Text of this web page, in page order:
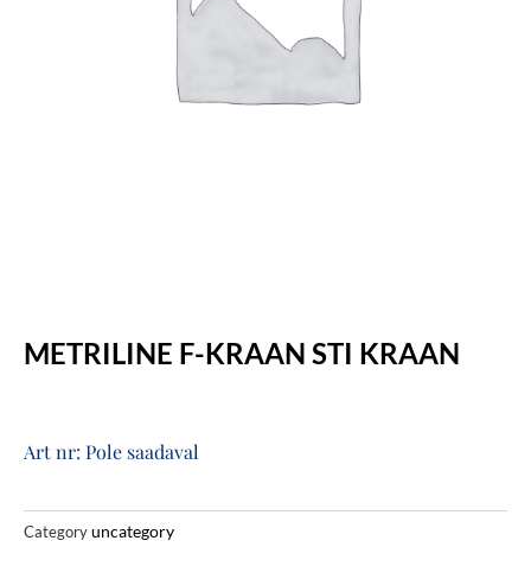
METRILINE F-KRAAN STI KRAAN
Art nr: Pole saadaval
Category uncategory